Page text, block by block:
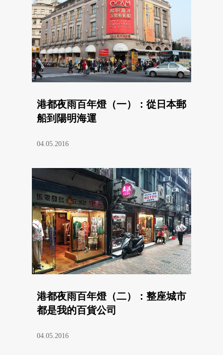
港都夜雨百年燈（一）：從日本郵
船到陽明海運
04.05.2016
港都夜雨百年燈（二）：整座城市
都是我的百貨公司
04.05.2016